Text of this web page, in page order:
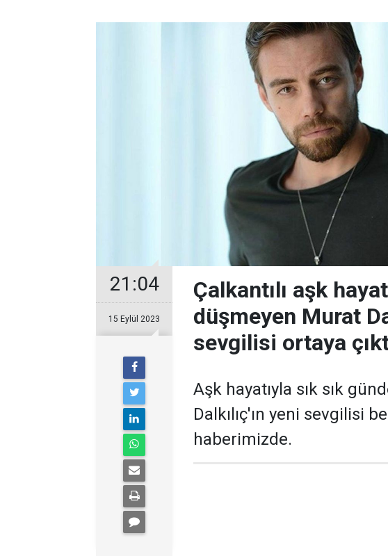
21:04
15 Eylül 2023
Çalkantılı aşk
düşmeyen Murat
sevgilisi ortaya
Aşk hayatıyla sık sık
Dalkılıç'ın yeni sevgilisi
haberimizde.